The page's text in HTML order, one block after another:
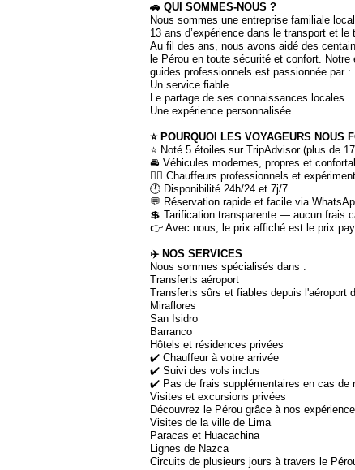
🚗 QUI SOMMES-NOUS ?
Nous sommes une entreprise familiale
13 ans d’expérience dans le transport et le
Au fil des ans, nous avons aidé des
le Pérou en toute sécurité et confort.
guides professionnels est passionnée par :
Un service fiable
Le partage de ses connaissances locales
Une expérience personnalisée
⭐ POURQUOI LES VOYAGEURS NOUS
⭐ Noté 5 étoiles sur TripAdvisor (plus de
🚘 Véhicules modernes, propres et
👨‍✈️ Chauffeurs professionnels et
🕐 Disponibilité 24h/24 et 7j/7
💬 Réservation rapide et facile via
💲 Tarification transparente — aucun frais
👉 Avec nous, le prix affiché est le prix
✈️ NOS SERVICES
Nous sommes spécialisés dans :
Transferts aéroport
Transferts sûrs et fiables depuis l'aéroport
Miraflores
San Isidro
Barranco
Hôtels et résidences privées
✔️ Chauffeur à votre arrivée
✔️ Suivi des vols inclus
✔️ Pas de frais supplémentaires en cas de
Visites et excursions privées
Découvrez le Pérou grâce à nos
Visites de la ville de Lima
Paracas et Huacachina
Lignes de Nazca
Circuits de plusieurs jours à travers le